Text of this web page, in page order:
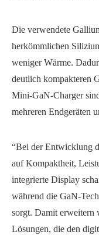
Die verwendete
herkömmlichen
weniger Wärme.
deutlich kompakteren
Mini-GaN-Charger
mehreren Endgeräten
“Bei der Entwicklung
auf Kompaktheit,
integrierte Display
während die GaN-
sorgt. Damit erweitern
Lösungen, die den